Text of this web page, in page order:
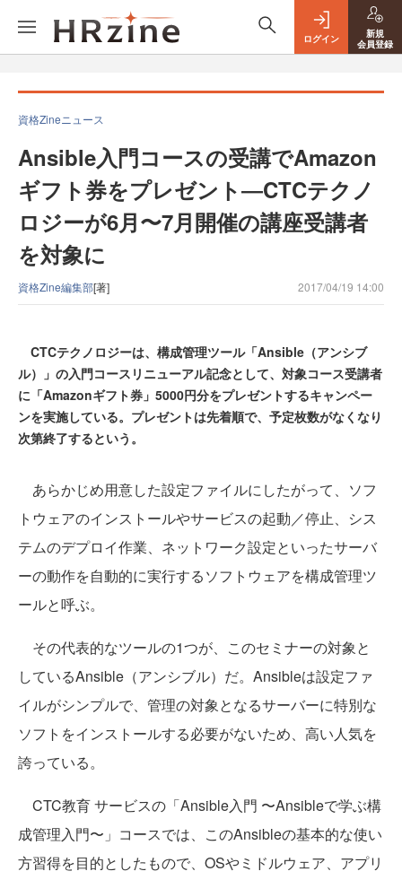
ログイン
新規
会員登録
資格Zineニュース
Ansible入門コースの受講でAmazon
ギフト券をプレゼント―CTCテクノ
ロジーが6月〜7月開催の講座受講者
を対象に
資格Zine編集部[著] 2017/04/19 14:00
CTCテクノロジーは、構成管理ツール「Ansible（アンシブ
ル）」の入門コースリニューアル記念として、対象コース受講者
に「Amazonギフト券」5000円分をプレゼントするキャンペー
ンを実施している。プレゼントは先着順で、予定枚数がなくなり
次第終了するという。
あらかじめ用意した設定ファイルにしたがって、ソフ
トウェアのインストールやサービスの起動／停止、シス
テムのデプロイ作業、ネットワーク設定といったサーバ
ーの動作を自動的に実行するソフトウェアを構成管理ツ
ールと呼ぶ。
その代表的なツールの1つが、このセミナーの対象と
しているAnsible（アンシブル）だ。Ansibleは設定ファ
イルがシンプルで、管理の対象となるサーバーに特別な
ソフトをインストールする必要がないため、高い人気を
誇っている。
CTC教育 サービスの「Ansible入門 〜Ansibleで学ぶ構
成管理入門〜」コースでは、このAnsibleの基本的な使い
方習得を目的としたもので、OSやミドルウェア、アプリ